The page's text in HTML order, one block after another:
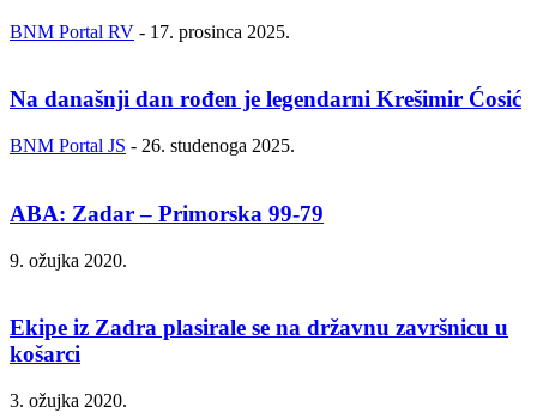
BNM Portal RV - 17. prosinca 2025.
Na današnji dan rođen je legendarni Krešimir Ćosić
BNM Portal JS - 26. studenoga 2025.
ABA: Zadar – Primorska 99-79
9. ožujka 2020.
Ekipe iz Zadra plasirale se na državnu završnicu u
košarci
3. ožujka 2020.